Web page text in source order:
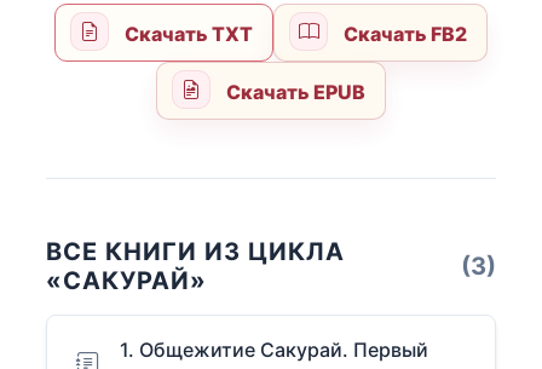
Скачать TXT Скачать FB2
Скачать EPUB
ВСЕ КНИГИ ИЗ ЦИКЛА
«САКУРАЙ»
(3)
1. Общежитие Сакурай. Первый